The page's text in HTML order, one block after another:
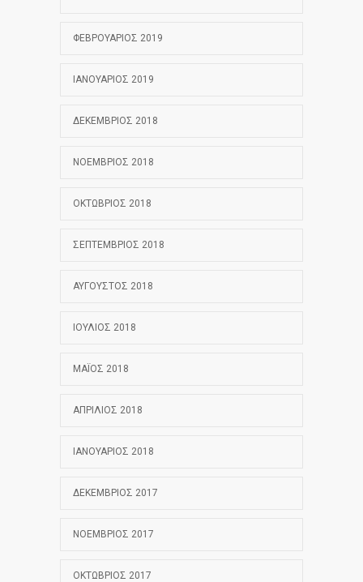
ΦΕΒΡΟΥΆΡΙΟΣ 2019
ΙΑΝΟΥΆΡΙΟΣ 2019
ΔΕΚΈΜΒΡΙΟΣ 2018
ΝΟΈΜΒΡΙΟΣ 2018
ΟΚΤΏΒΡΙΟΣ 2018
ΣΕΠΤΈΜΒΡΙΟΣ 2018
ΑΎΓΟΥΣΤΟΣ 2018
ΙΟΎΛΙΟΣ 2018
ΜΆΙΟΣ 2018
ΑΠΡΊΛΙΟΣ 2018
ΙΑΝΟΥΆΡΙΟΣ 2018
ΔΕΚΈΜΒΡΙΟΣ 2017
ΝΟΈΜΒΡΙΟΣ 2017
ΟΚΤΏΒΡΙΟΣ 2017